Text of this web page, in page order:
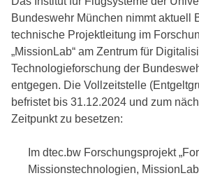
Bundeswehr München nimmt aktuell
technische Projektleitung im
„MissionLab“ am Zentrum für
Technologieforschung der
entgegen. Die Vollzeitstelle
befristet bis 31.12.2024 und zum
Zeitpunkt zu besetzen:
Im dtec.bw Forschungsprojekt
Missionstechnologien,